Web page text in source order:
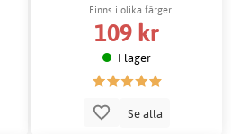
Finns i olika färger
109 kr
I lager
Se alla